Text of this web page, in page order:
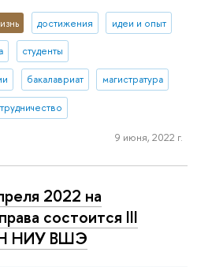
достижения идеи и опыт
студенты
бакалавриат магистратура
9 июня, 2022 г.
2022 на
состоится III
НИУ ВШЭ